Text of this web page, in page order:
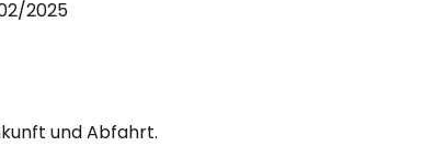
2025
und Abfahrt.